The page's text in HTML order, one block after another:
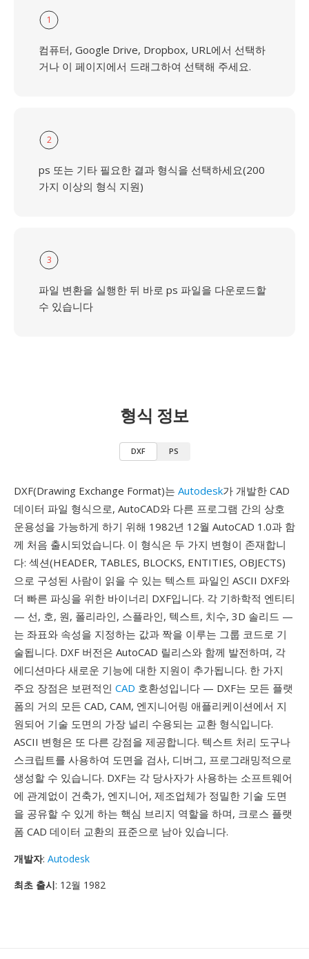
1
컴퓨터, Google Drive, Dropbox, URL에서 선택하
거나 이 페이지에서 드래그하여 선택해 주세요.
2
ps 또는 기타 필요한 결과 형식을 선택하세요(200
가지 이상의 형식 지원)
3
파일 변환을 실행한 뒤 바로 ps 파일을 다운로드할
수 있습니다
형식 정보
DXF PS
DXF(Drawing Exchange Format)는 Autodesk가 개발한 CAD
데이터 파일 형식으로, AutoCAD와 다른 프로그램 간의 상호
운용성을 가능하게 하기 위해 1982년 12월 AutoCAD 1.0과 함
께 처음 출시되었습니다. 이 형식은 두 가지 변형이 존재합니
다: 섹션(HEADER, TABLES, BLOCKS, ENTITIES, OBJECTS)
으로 구성된 사람이 읽을 수 있는 텍스트 파일인 ASCII DXF와
더 빠른 파싱을 위한 바이너리 DXF입니다. 각 기하학적 엔티티
— 선, 호, 원, 폴리라인, 스플라인, 텍스트, 치수, 3D 솔리드 —
는 좌표와 속성을 지정하는 값과 짝을 이루는 그룹 코드로 기
술됩니다. DXF 버전은 AutoCAD 릴리스와 함께 발전하며, 각
에디션마다 새로운 기능에 대한 지원이 추가됩니다. 한 가지
주요 장점은 보편적인 CAD 호환성입니다 — DXF는 모든 플랫
폼의 거의 모든 CAD, CAM, 엔지니어링 애플리케이션에서 지
원되어 기술 도면의 가장 널리 수용되는 교환 형식입니다.
ASCII 변형은 또 다른 강점을 제공합니다. 텍스트 처리 도구나
스크립트를 사용하여 도면을 검사, 디버그, 프로그래밍적으로
생성할 수 있습니다. DXF는 각 당사자가 사용하는 소프트웨어
에 관계없이 건축가, 엔지니어, 제조업체가 정밀한 기술 도면
을 공유할 수 있게 하는 핵심 브리지 역할을 하며, 크로스 플랫
폼 CAD 데이터 교환의 표준으로 남아 있습니다.
개발자: Autodesk
최초 출시: 12월 1982